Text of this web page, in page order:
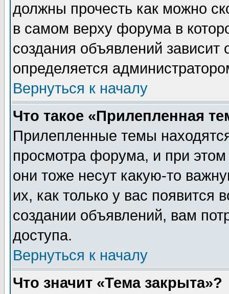
должны прочесть как можно
в самом верху форума в
создания объявлений зависит
определяется
Вернуться к началу
Что такое «Прилепленная
Прилепленные темы
просмотра форума, и при
они тоже несут какую-то
их, как только у вас появится
создании объявлений, вам
доступа.
Вернуться к началу
Что значит «Тема закрыта»?